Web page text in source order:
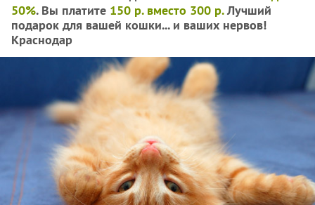
50%. Вы платите 150 р. вместо 300 р.Лучший
подарок для вашей кошки... и ваших нервов!
Краснодар